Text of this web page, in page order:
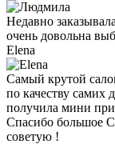
Недавно
очень довольна
Elena
Самый крутой
по качеству самих
получила мини
Спасибо большое
советую !